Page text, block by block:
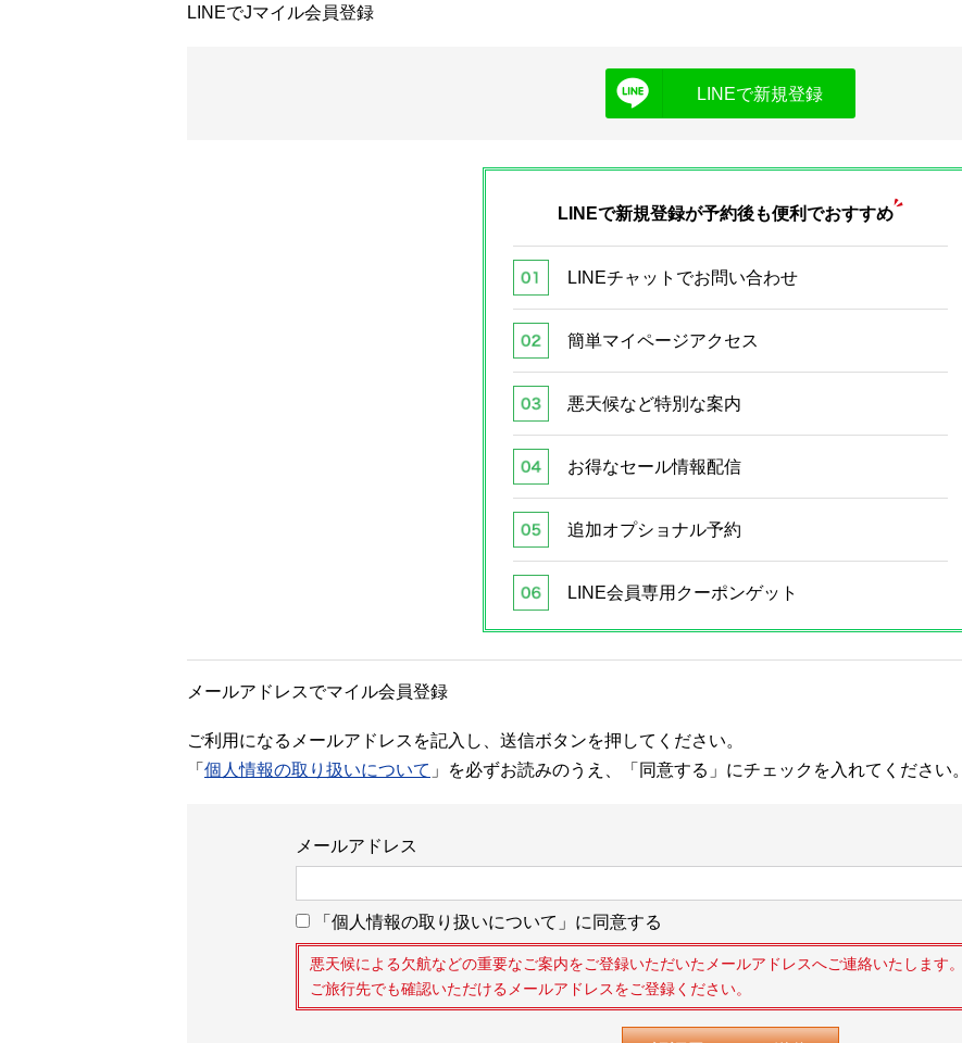
LINEでJマイル会員登録
LINEで新規登録
LINEで新規登録が予約後も便利でおすすめ
LINEチャットでお問い合わせ
簡単マイページアクセス
悪天候など特別な案内
お得なセール情報配信
追加オプショナル予約
LINE会員専用クーポンゲット
メールアドレスでマイル会員登録
ご利用になるメールアドレスを記入し、送信ボタンを押してください。
「 個人情報の取り扱いについて 」を必ずお読みのうえ、「同意する」にチェックを入れてください。
メールアドレス
「個人情報の取り扱いについて」に同意する
悪天候による欠航などの重要なご案内をご登録いただいたメールアドレスへご連絡いたします。
ご旅行先でも確認いただけるメールアドレスをご登録ください。